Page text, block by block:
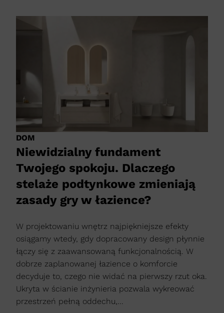
DOM
Niewidzialny fundament
Twojego spokoju. Dlaczego
stelaże podtynkowe zmieniają
zasady gry w łazience?
W projektowaniu wnętrz najpiękniejsze efekty
osiągamy wtedy, gdy dopracowany design płynnie
łączy się z zaawansowaną funkcjonalnością. W
dobrze zaplanowanej łazience o komforcie
decyduje to, czego nie widać na pierwszy rzut oka.
Ukryta w ścianie inżynieria pozwala wykreować
przestrzeń pełną oddechu,...